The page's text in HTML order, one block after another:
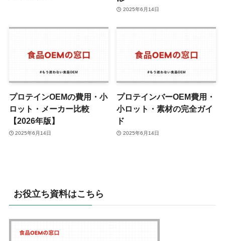
2025年6月14日
プロテインOEMの費用・小
ロット・メーカー比較
【2026年版】
2025年6月14日
プロテインバーOEM費用・
小ロット・素材の完全ガイ
ド
2025年6月14日
お役立ち資料はこちら